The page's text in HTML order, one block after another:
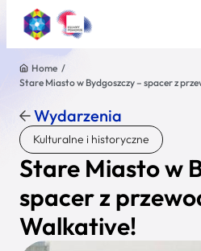
Znajdź atrakcję Znajdź
Znajdź atrakcję
Nazwa atrakcji
Miasto
Kategoria
Home /
Stare Miasto w Bydgoszczy – spacer z
Wydarzenia
Kulturalne i historyczne
Stare Miasto w
spacer z
Walkative!